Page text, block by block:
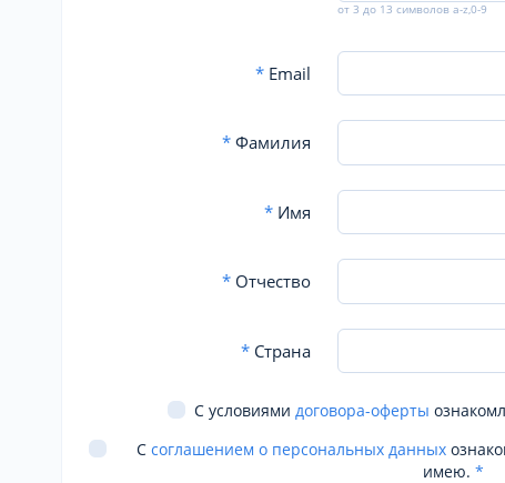
от 3 до 13 символов a-z,0-9
*Email
*Фамилия
*Имя
*Отчество
*Страна
С условиями договора-оферты
С соглашением о персональных данных
имею. *